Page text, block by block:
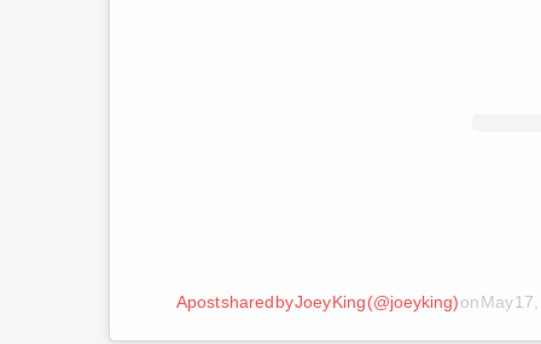
A post shared by Joey King (@joeyking)onMay